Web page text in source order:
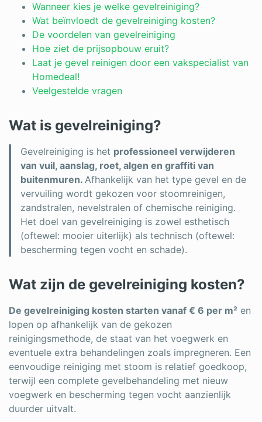
Wanneer kies je welke gevelreiniging?
Wat beïnvloedt de gevelreiniging kosten?
De voordelen van gevelreiniging
Hoe ziet de prijsopbouw eruit?
Laat je gevel reinigen door een vakspecialist van
Homedeal!
Veelgestelde vragen
Wat is gevelreiniging?
Gevelreiniging is het professioneel verwijderen
van vuil, aanslag, roet, algen en graffiti van
buitenmuren. Afhankelijk van het type gevel en de
vervuiling wordt gekozen voor stoomreinigen,
zandstralen, nevelstralen of chemische reiniging.
Het doel van gevelreiniging is zowel esthetisch
(oftewel: mooier uiterlijk) als technisch (oftewel:
bescherming tegen vocht en schade).
Wat zijn de gevelreiniging kosten?
De gevelreiniging kosten starten vanaf € 6 per m² en
lopen op afhankelijk van de gekozen
reinigingsmethode, de staat van het voegwerk en
eventuele extra behandelingen zoals impregneren. Een
eenvoudige reiniging met stoom is relatief goedkoop,
terwijl een complete gevelbehandeling met nieuw
voegwerk en bescherming tegen vocht aanzienlijk
duurder uitvalt.